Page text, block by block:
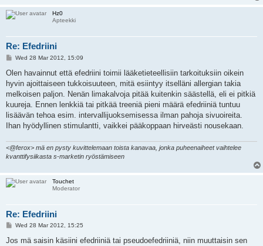
Hz0
Apteekki
Re: Efedriini
P
s
Wed 28 Mar 2012, 15:09
Olen havainnut että efedriini toimii lääketieteellisiin tarkoituksiin oikein
hyvin ajoittaiseen tukkoisuuteen, mitä esiintyy itselläni allergian takia
melkoisen paljon. Nenän limakalvoja pitää kuitenkin säästellä, eli ei pitkiä
kuureja. Ennen lenkkiä tai pitkää treeniä pieni määrä efedriiniä tuntuu
lisäävän tehoa esim. intervallijuoksemisessa ilman pahoja sivuoireita.
Ihan hyödyllinen stimulantti, vaikkei pääkoppaan hirveästi nousekaan.
<@ferox> mä en pysty kuvittelemaan toista kanavaa, jonka puheenaiheet vaihtelee
kvanttifysiikasta s-marketin ryöstämiseen
Touchet
Moderator
Re: Efedriini
P
s
Wed 28 Mar 2012, 15:25
Jos mä saisin käsiini efedriiniä tai pseudoefedriiniä, niin muuttaisin sen